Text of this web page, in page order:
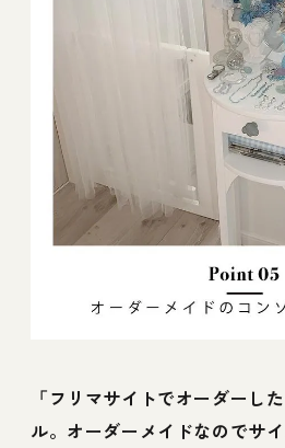
「フリマサイトでオーダーし
ル。オーダーメイドなのでサ